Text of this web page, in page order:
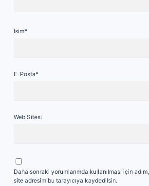
İsim*
E-Posta*
Web Sitesi
Daha sonraki yorumlarımda kullanılması için
site adresim bu tarayıcıya kaydedilsin.